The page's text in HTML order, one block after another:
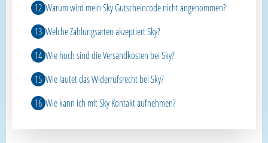
Warum wird mein Sky Gutscheincode nicht angenommen?
Welche Zahlungsarten akzeptiert Sky?
Wie hoch sind die Versandkosten bei Sky?
Wie lautet das Widerrufsrecht bei Sky?
Wie kann ich mit Sky Kontakt aufnehmen?